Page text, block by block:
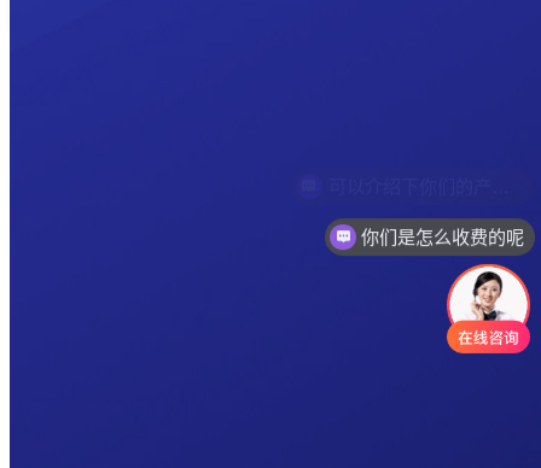
你们是怎么收费的呢